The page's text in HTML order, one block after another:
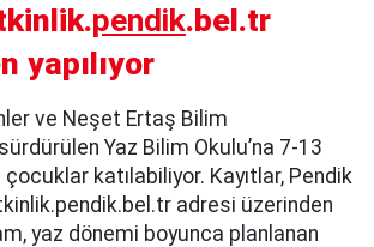
pendik.bel.tr
yapılıyor
ve Neşet Ertaş Bilim
Yaz Bilim Okulu’na 7-13
çocuklar katılabiliyor. Kayıtlar, Pendik
adresi üzerinden
yaz dönemi boyunca planlanan